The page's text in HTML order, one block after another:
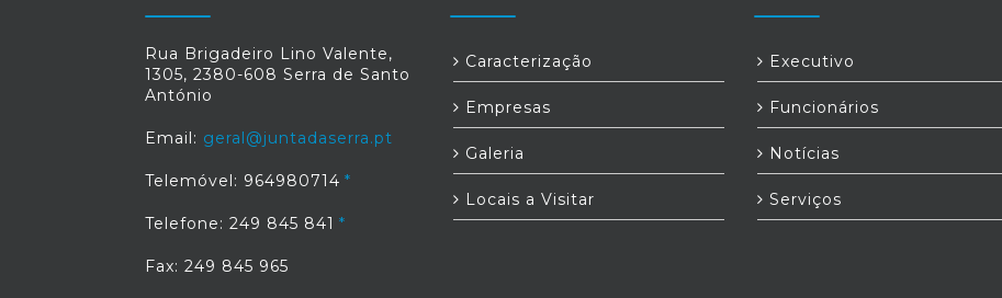
Rua Brigadeiro Lino Valente,
1305, 2380-608 Serra de Santo
António
Email: geral@juntadaserra.pt
Telemóvel: 964980714
Telefone: 249 845 841
Fax: 249 845 965
Caracterização
Empresas
Galeria
Locais a Visitar
Executivo
Funcionários
Notícias
Serviços